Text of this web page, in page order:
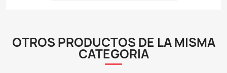
asegura una digestión saludable y aumenta la vitalidad.
por ejemplo, se están recuperando de una
aparato digestivo. Las escamas mantienen su forma
no enturbian el agua.